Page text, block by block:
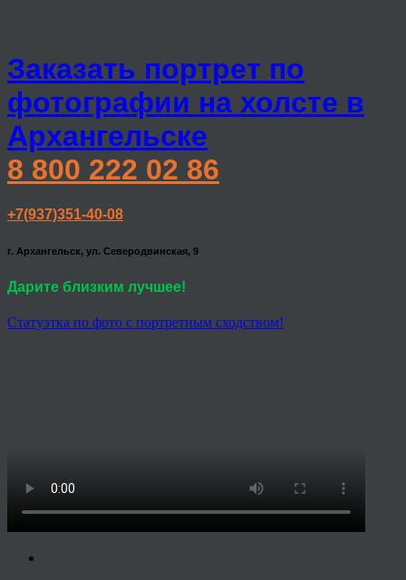
Заказать портрет по
фотографии на холсте в
Архангельске
8 800 222 02 86
+7(937)351-40-08
г. Архангельск, ул. Северодвинская, 9
Дарите близким лучшее!
Статуэтка по фото с портретным сходством!